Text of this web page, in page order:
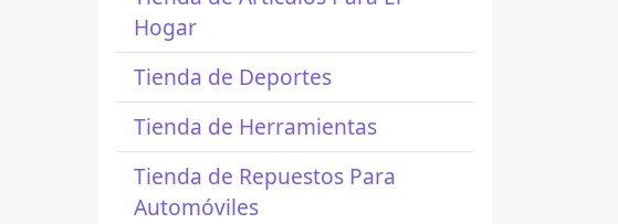
Hogar
Tienda de Deportes
Tienda de Herramientas
Tienda de Repuestos Para
Automóviles